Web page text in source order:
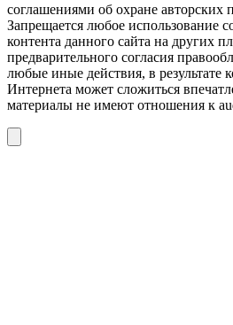
соглашениями об охране авторских
Запрещается любое использование
контента данного сайта на других
предварительного согласия
любые иные действия, в результате
Интернета может сложиться
материалы не имеют отношения к